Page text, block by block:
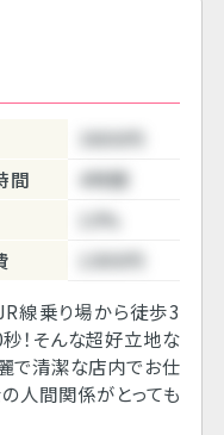
3800円
間
4時間
10%
1000円
線乗り場から徒歩3
！そんな超好立地な
で清潔な店内でお仕
人間関係がとっても